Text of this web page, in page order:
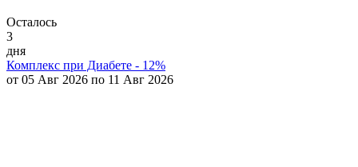
Осталось
3
дня
Комплекс при Диабете - 12%
от 05 Авг 2026 по 11 Авг 2026